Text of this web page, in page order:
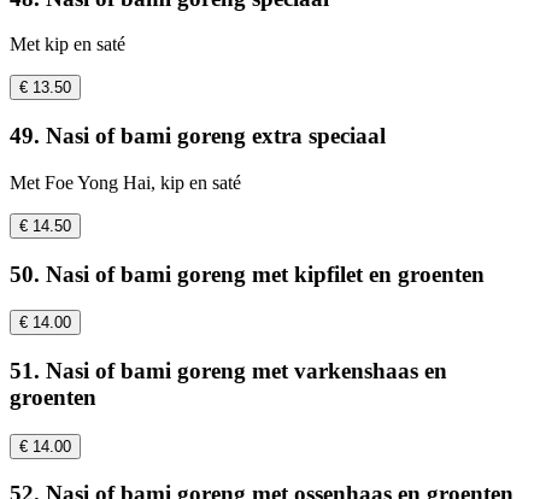
Met kip en saté
€ 13.50
49. Nasi of bami goreng extra speciaal
Met Foe Yong Hai, kip en saté
€ 14.50
50. Nasi of bami goreng met kipfilet en groenten
€ 14.00
51. Nasi of bami goreng met varkenshaas en
groenten
€ 14.00